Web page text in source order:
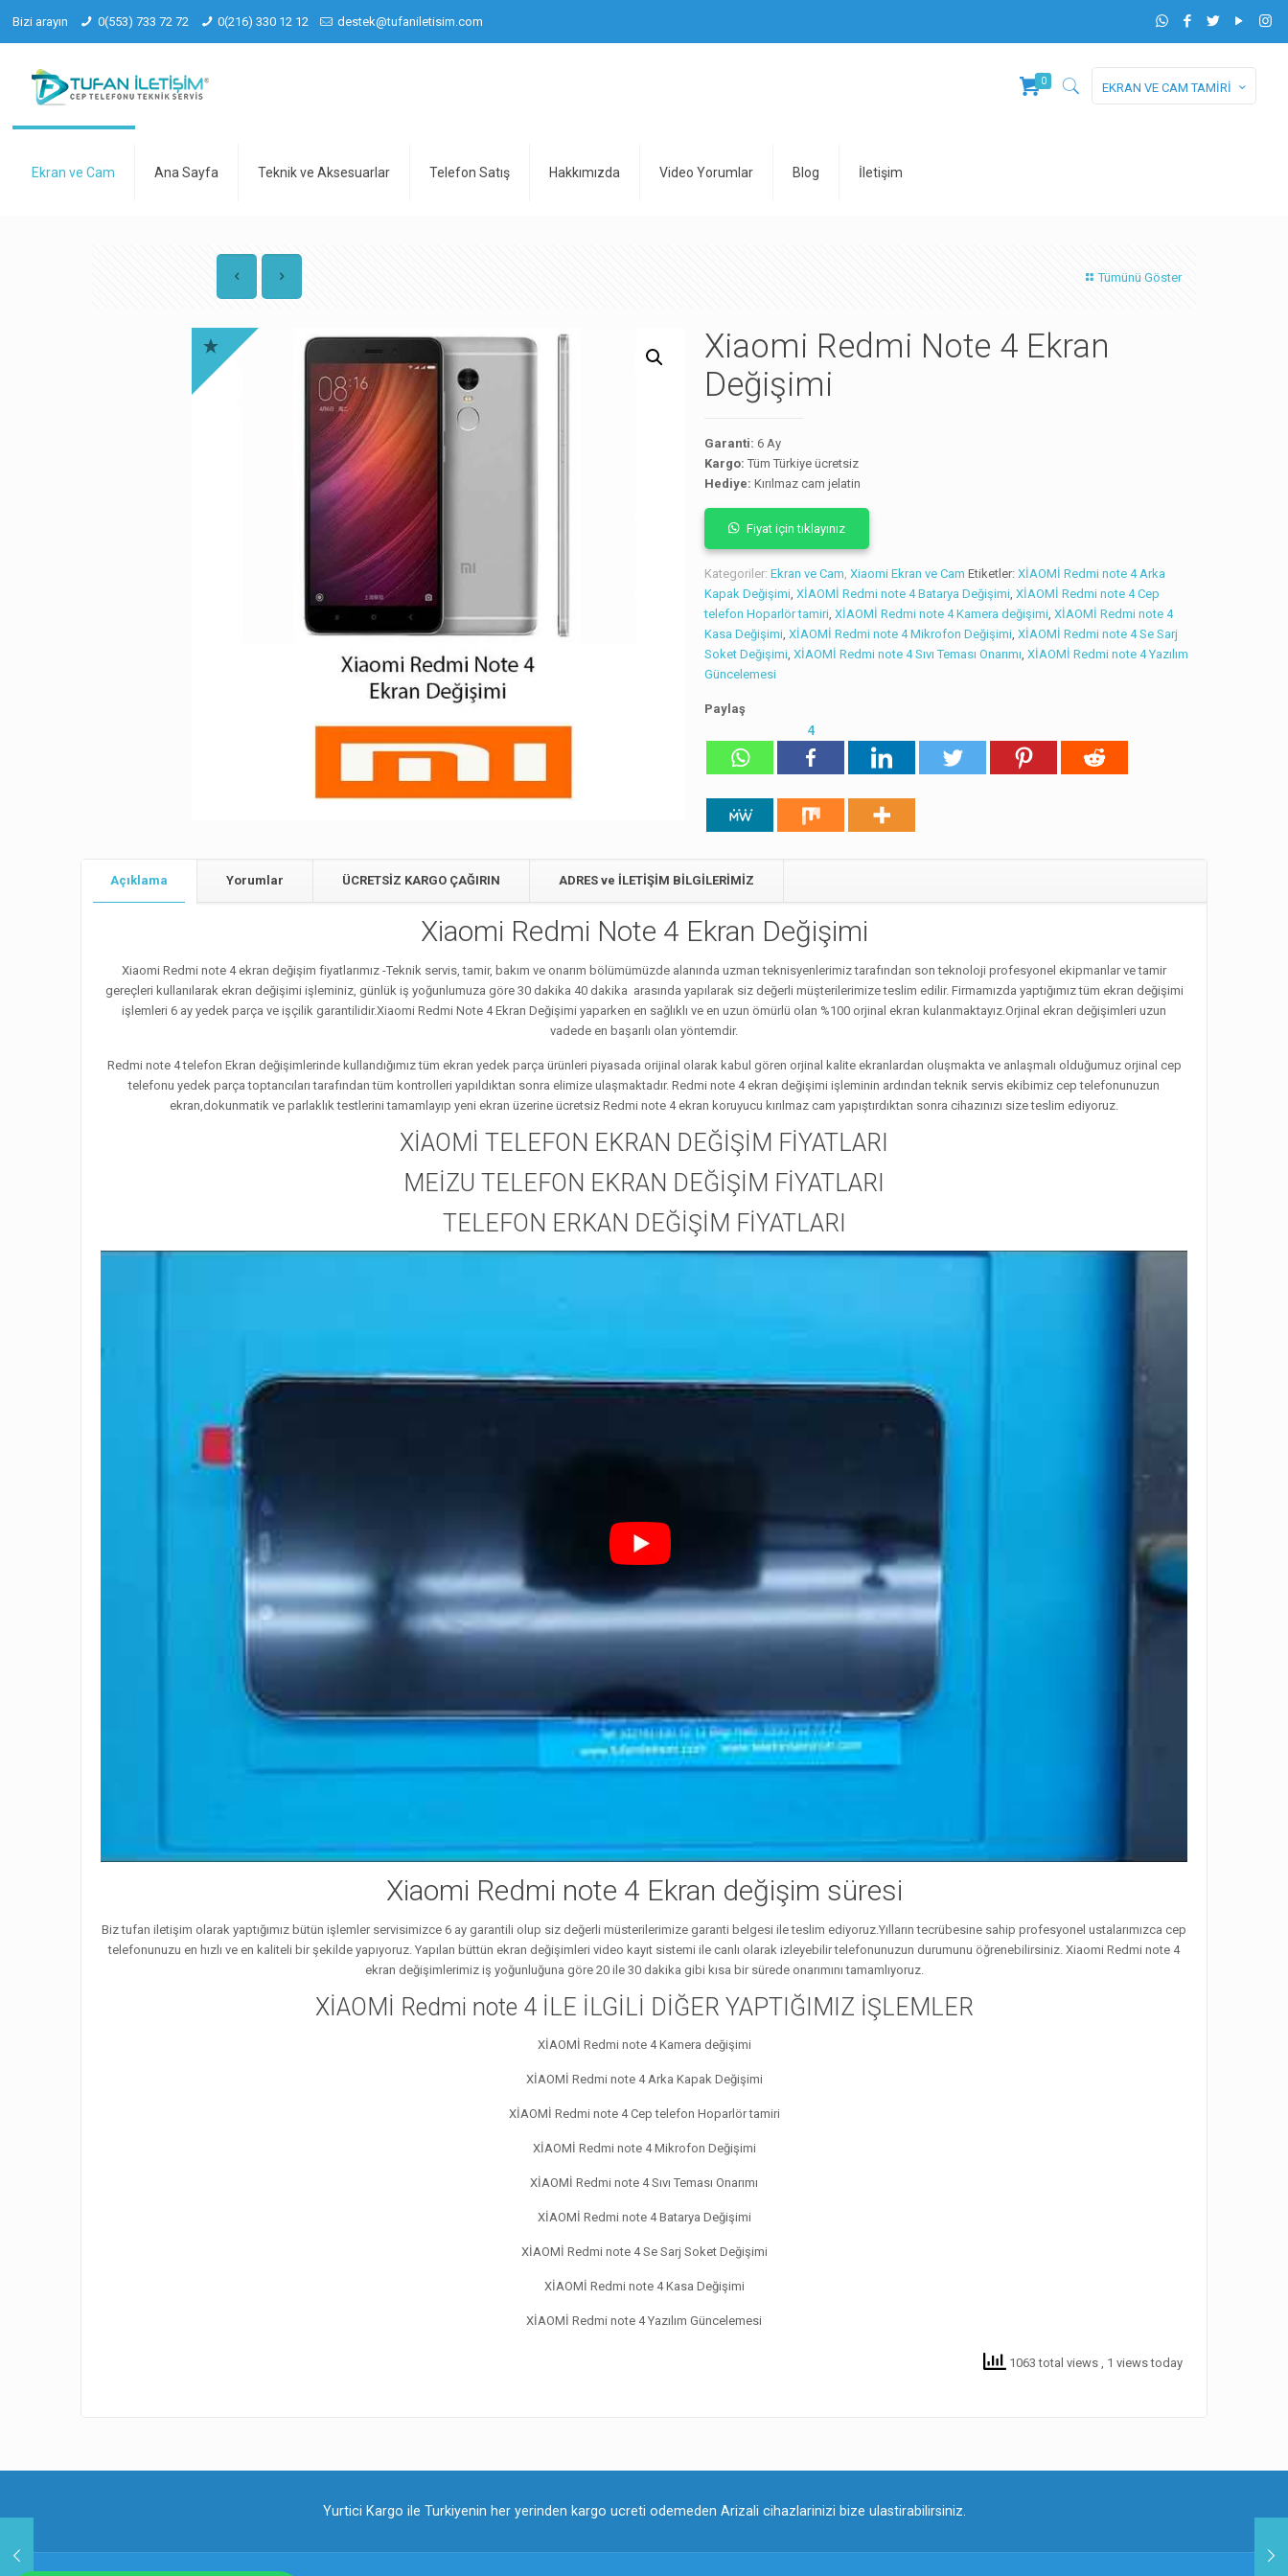
Bizi arayın 0(553) 733 72 72 0(216) 330 12 12 destek@tufaniletisim.com
Ekran ve Cam Ana Sayfa Teknik ve Aksesuarlar Telefon Satış Hakkımızda Video Yorumlar Blog İletişim
0 EKRAN VE CAM TAMİRİ
Tümünü Göster
Xiaomi Redmi Note 4 Ekran
Değişimi
Garanti: 6 Ay
Kargo: Tüm Türkiye ücretsiz
Hediye: Kırılmaz cam jelatin
Fiyat için tıklayınız
Kategoriler:Ekran ve Cam,Xiaomi Ekran ve Cam Etiketler:XİAOMİ Redmi note 4 Arka
Kapak Değişimi,XİAOMİ Redmi note 4 Batarya Değişimi,XİAOMİ Redmi note 4 Cep
telefon Hoparlör tamiri,XİAOMİ Redmi note 4 Kamera değişimi,XİAOMİ Redmi note 4
Kasa Değişimi,XİAOMİ Redmi note 4 Mikrofon Değişimi,XİAOMİ Redmi note 4 Se Sarj
Soket Değişimi,XİAOMİ Redmi note 4 Sıvı Teması Onarımı,XİAOMİ Redmi note 4 Yazılım
Güncelemesi
Paylaş
4
Açıklama Yorumlar ÜCRETSİZ KARGO ÇAĞIRIN ADRES ve İLETİŞİM BİLGİLERİMİZ
Xiaomi Redmi Note 4 Ekran Değişimi
Xiaomi Redmi note 4 ekran değişim fiyatlarımız -Teknik servis, tamir, bakım ve onarım bölümümüzde alanında uzman teknisyenlerimiz tarafından son teknoloji profesyonel ekipmanlar ve tamir
gereçleri kullanılarak ekran değişimi işleminiz, günlük iş yoğunlumuza göre 30 dakika 40 dakika arasında yapılarak siz değerli müşterilerimize teslim edilir. Firmamızda yaptığımız tüm ekran değişimi
işlemleri 6 ay yedek parça ve işçilik garantilidir.Xiaomi Redmi Note 4 Ekran Değişimi yaparken en sağlıklı ve en uzun ömürlü olan %100 orjinal ekran kulanmaktayız.Orjinal ekran değişimleri uzun
vadede en başarılı olan yöntemdir.
Redmi note 4 telefon Ekran değişimlerinde kullandığımız tüm ekran yedek parça ürünleri piyasada orijinal olarak kabul gören orjinal kalite ekranlardan oluşmakta ve anlaşmalı olduğumuz orjinal cep
telefonu yedek parça toptancıları tarafından tüm kontrolleri yapıldıktan sonra elimize ulaşmaktadır. Redmi note 4 ekran değişimi işleminin ardından teknik servis ekibimiz cep telefonunuzun
ekran,dokunmatik ve parlaklık testlerini tamamlayıp yeni ekran üzerine ücretsiz Redmi note 4 ekran koruyucu kırılmaz cam yapıştırdıktan sonra cihazınızı size teslim ediyoruz.
XİAOMİ TELEFON EKRAN DEĞİŞİM FİYATLARI
MEİZU TELEFON EKRAN DEĞİŞİM FİYATLARI
TELEFON ERKAN DEĞİŞİM FİYATLARI
Xiaomi Redmi note 4 Ekran değişim süresi
Biz tufan iletişim olarak yaptığımız bütün işlemler servisimizce 6 ay garantili olup siz değerli müsterilerimize garanti belgesi ile teslim ediyoruz.Yılların tecrübesine sahip profesyonel ustalarımızca cep
telefonunuzu en hızlı ve en kaliteli bir şekilde yapıyoruz. Yapılan büttün ekran değişimleri video kayıt sistemi ile canlı olarak izleyebilir telefonunuzun durumunu öğrenebilirsiniz. Xiaomi Redmi note 4
ekran değişimlerimiz iş yoğunluğuna göre 20 ile 30 dakika gibi kısa bir sürede onarımını tamamlıyoruz.
XİAOMİ Redmi note 4 İLE İLGİLİ DİĞER YAPTIĞIMIZ İŞLEMLER
XİAOMİ Redmi note 4 Kamera değişimi
XİAOMİ Redmi note 4 Arka Kapak Değişimi
XİAOMİ Redmi note 4 Cep telefon Hoparlör tamiri
XİAOMİ Redmi note 4 Mikrofon Değişimi
XİAOMİ Redmi note 4 Sıvı Teması Onarımı
XİAOMİ Redmi note 4 Batarya Değişimi
XİAOMİ Redmi note 4 Se Sarj Soket Değişimi
XİAOMİ Redmi note 4 Kasa Değişimi
XİAOMİ Redmi note 4 Yazılım Güncelemesi
1063 total views , 1 views today
Yurtici Kargo ile Turkiyenin her yerinden kargo ucreti odemeden Arizali cihazlarinizi bize ulastirabilirsiniz.